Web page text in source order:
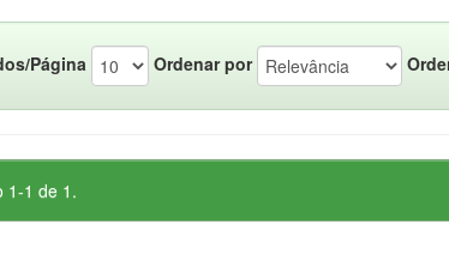
Página Ordenar por
1-1 de 1.